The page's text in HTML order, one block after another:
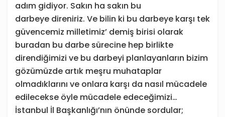
adım gidiyor. Sakın ha sakın bu
darbeye direniriz. Ve bilin ki bu darbeye karşı tek
güvencemiz milletimiz’ demiş birisi olarak
buradan bu darbe sürecine hep birlikte
direndiğimizi ve bu darbeyi planlayanların bizim
gözümüzde artık meşru muhataplar
olmadıklarını ve onlara karşı da nasıl mücadele
edilecekse öyle mücadele edeceğimizi…
İstanbul İl Başkanlığı’nın önünde sordular;